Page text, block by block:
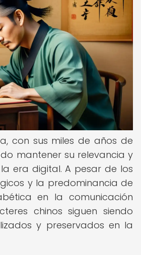
con sus miles de años de
mantener su relevancia y
era digital. A pesar de los
y la predominancia de
en la comunicación
chinos siguen siendo
y preservados en la